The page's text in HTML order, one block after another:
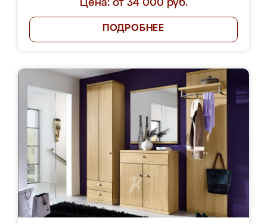
Цена: от 34 000 руб.
ПОДРОБНЕЕ